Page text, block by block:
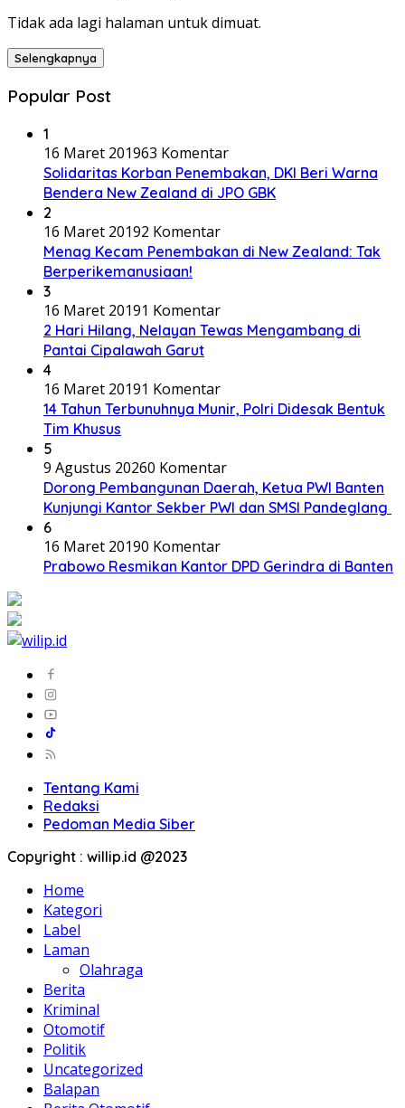
Tidak ada lagi halaman untuk dimuat.
Selengkapnya
Popular Post
1
16 Maret 201963 Komentar
Solidaritas Korban Penembakan, DKI Beri Warna
Bendera New Zealand di JPO GBK
2
16 Maret 20192 Komentar
Menag Kecam Penembakan di New Zealand: Tak
Berperikemanusiaan!
3
16 Maret 20191 Komentar
2 Hari Hilang, Nelayan Tewas Mengambang di
Pantai Cipalawah Garut
4
16 Maret 20191 Komentar
14 Tahun Terbunuhnya Munir, Polri Didesak Bentuk
Tim Khusus
5
9 Agustus 20260 Komentar
Dorong Pembangunan Daerah, Ketua PWI Banten
Kunjungi Kantor Sekber PWI dan SMSI Pandeglang
6
16 Maret 20190 Komentar
Prabowo Resmikan Kantor DPD Gerindra di Banten
Tentang Kami
Redaksi
Pedoman Media Siber
Copyright : willip.id @2023
Home
Kategori
Label
Laman
Olahraga
Berita
Kriminal
Otomotif
Politik
Uncategorized
Balapan